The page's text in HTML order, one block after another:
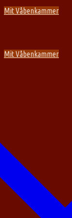
Spring
Menu
Luk
Mit Våbenkammer
Mit Våbenkammer